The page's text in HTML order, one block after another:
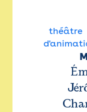
théâtre